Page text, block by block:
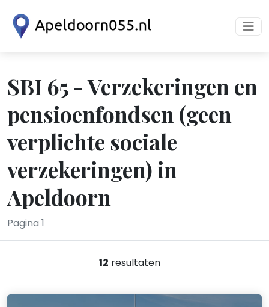
SBI 65 - Verzekeringen en
pensioenfondsen (geen
verplichte sociale
verzekeringen) in
Apeldoorn
Pagina 1
12 resultaten